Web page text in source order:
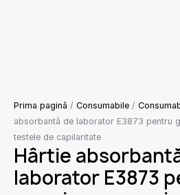
Prima pagină / Consumabile /
absorbantă de laborator E3873 pentru
testele de capilaritate
Hârtie
laborator E3873